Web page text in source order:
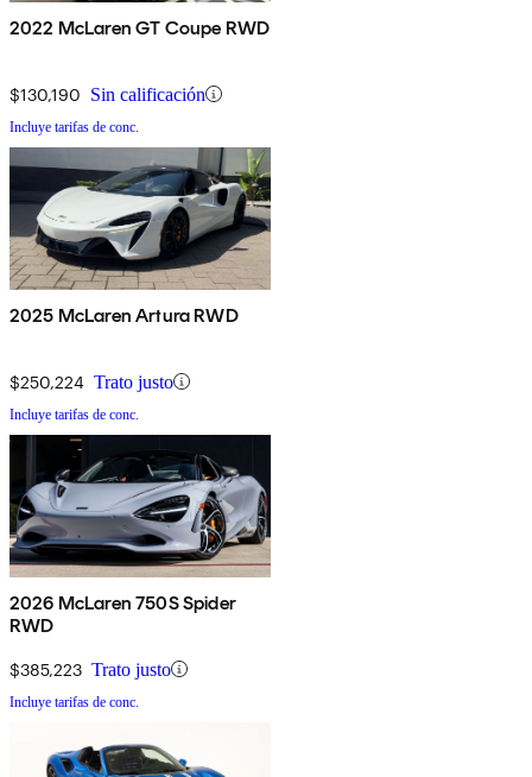
2022 McLaren GT Coupe RWD
$130,190 Sin calificación
Incluye tarifas de conc.
2025 McLaren Artura RWD
$250,224 Trato justo
Incluye tarifas de conc.
2026 McLaren 750S Spider
RWD
$385,223 Trato justo
Incluye tarifas de conc.